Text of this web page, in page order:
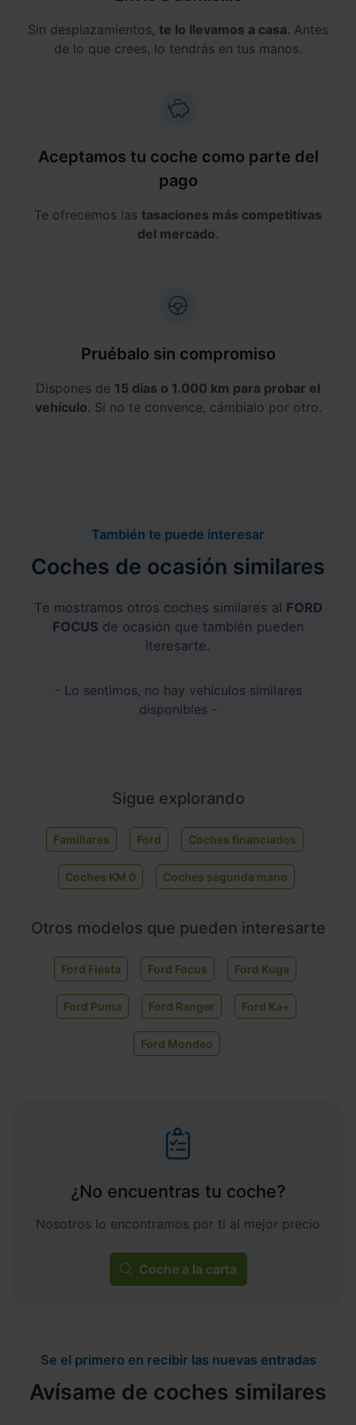
Sin desplazamientos, te lo llevamos a casa. Antes
de lo que crees, lo tendrás en tus manos.
Aceptamos tu coche como parte del
pago
Te ofrecemos las tasaciones más competitivas
del mercado.
Pruébalo sin compromiso
Dispones de 15 días o 1.000 km para probar el
vehículo. Si no te convence, cámbialo por otro.
También te puede interesar
Coches de ocasión similares
Te mostramos otros coches similares al FORD
FOCUS de ocasión que también pueden
iteresarte.
- Lo sentimos, no hay vehículos similares
disponibles -
Sigue explorando
Familiares Ford Coches financiados
Coches KM 0 Coches segunda mano
Otros modelos que pueden interesarte
Ford Fiesta Ford Focus Ford Kuga
Ford Puma Ford Ranger Ford Ka+
Ford Mondeo
¿No encuentras tu coche?
Nosotros lo encontramos por ti al mejor precio
Coche a la carta
Se el primero en recibir las nuevas entradas
Avísame de coches similares